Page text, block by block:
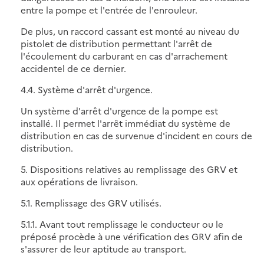
entre la pompe et l'entrée de l'enrouleur.
De plus, un raccord cassant est monté au niveau du
pistolet de distribution permettant l'arrêt de
l'écoulement du carburant en cas d'arrachement
accidentel de ce dernier.
4.4. Système d'arrêt d'urgence.
Un système d'arrêt d'urgence de la pompe est
installé. Il permet l'arrêt immédiat du système de
distribution en cas de survenue d'incident en cours de
distribution.
5. Dispositions relatives au remplissage des GRV et
aux opérations de livraison.
5.1. Remplissage des GRV utilisés.
5.1.1. Avant tout remplissage le conducteur ou le
préposé procède à une vérification des GRV afin de
s'assurer de leur aptitude au transport.